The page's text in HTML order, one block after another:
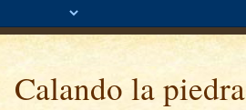
Calando la piedra